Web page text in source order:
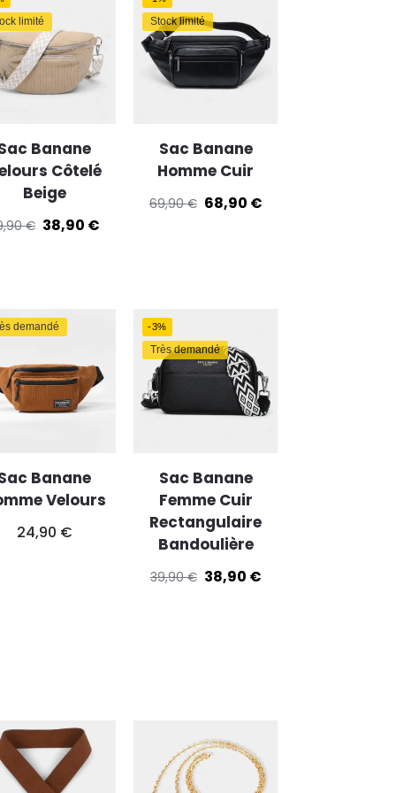
limité
Banane
Côtelé
Beige
€ 38,90 €
Stock limité
Sac Banane
Homme Cuir
69,90€ 68,90 €
demandé
Banane
Velours
24,90 €
-3%
Très demandé
Sac Banane
Femme Cuir
Rectangulaire
Bandoulière
39,90€ 38,90 €